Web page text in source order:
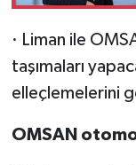
· Liman ile
taşımaları
elleçlemelerini
OMSAN